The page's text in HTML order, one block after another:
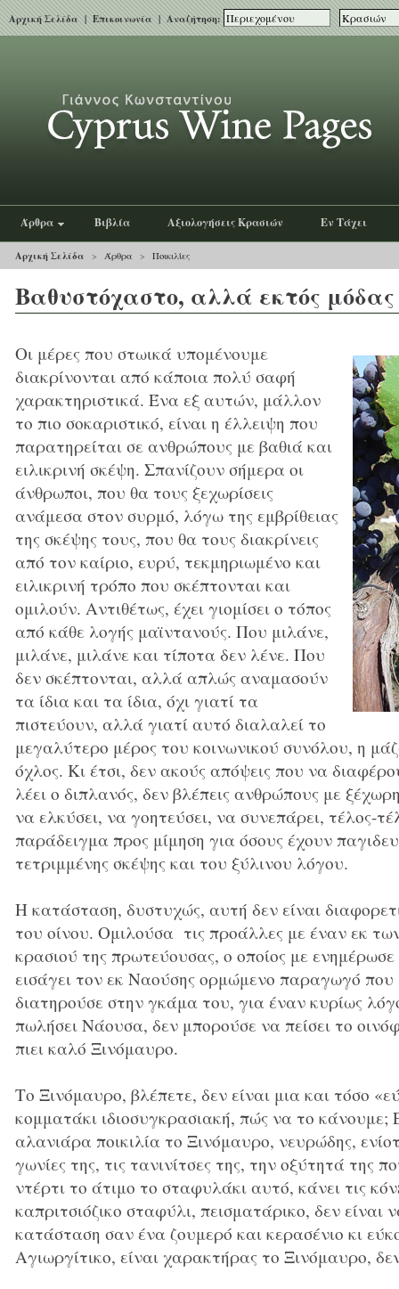
Αρχική Σελίδα|Επικοινωνία| Αναζήτηση:
Άρθρα Βιβλία Αξιολογήσεις Κρασιών Εν Τάχει
Αρχική Σελίδα > Άρθρα > Ποικιλίες
Βαθυστόχαστο, αλλά εκτός μόδας
Οι μέρες που στωικά υπομένουμε
διακρίνονται από κάποια πολύ σαφή
χαρακτηριστικά. Ένα εξ αυτών, μάλλον
το πιο σοκαριστικό, είναι η έλλειψη που
παρατηρείται σε ανθρώπους με βαθιά και
ειλικρινή σκέψη. Σπανίζουν σήμερα οι
άνθρωποι, που θα τους ξεχωρίσεις
ανάμεσα στον συρμό, λόγω της εμβρίθειας
της σκέψης τους, που θα τους διακρίνεις
από τον καίριο, ευρύ, τεκμηριωμένο και
ειλικρινή τρόπο που σκέπτονται και
ομιλούν. Αντιθέτως, έχει γιομίσει ο τόπος
από κάθε λογής μαϊντανούς. Που μιλάνε,
μιλάνε, μιλάνε και τίποτα δεν λένε. Που
δεν σκέπτονται, αλλά απλώς αναμασούν
τα ίδια και τα ίδια, όχι γιατί τα
πιστεύουν, αλλά γιατί αυτό διαλαλεί το
μεγαλύτερο μέρος του κοινωνικού συνόλου, η
όχλος. Κι έτσι, δεν ακούς απόψεις που να
λέει ο διπλανός, δεν βλέπεις ανθρώπους με
να ελκύσει, να γοητεύσει, να συνεπάρει, τέλος-
παράδειγμα προς μίμηση για όσους έχουν
τετριμμένης σκέψης και του ξύλινου λόγου.
Η κατάσταση, δυστυχώς, αυτή δεν είναι
του οίνου. Ομιλούσα τις προάλλες με έναν εκ
κρασιού της πρωτεύουσας, ο οποίος με
εισάγει τον εκ Ναούσης ορμώμενο παραγωγό που
διατηρούσε στην γκάμα του, για έναν κυρίως
πωλήσει Νάουσα, δεν μπορούσε να πείσει το
πιει καλό Ξινόμαυρο.
Το Ξινόμαυρο, βλέπετε, δεν είναι μια και τόσο
κομματάκι ιδιοσυγκρασιακή, πώς να το κάνουμε;
αλανιάρα ποικιλία το Ξινόμαυρο, νευρώδης,
γωνίες της, τις τανινίτσες της, την οξύτητά της
ντέρτι το άτιμο το σταφυλάκι αυτό, κάνει τις
καπριτσιόζικο σταφύλι, πεισματάρικο, δεν
κατάσταση σαν ένα ζουμερό και κερασένιο κι
Αγιωργίτικο, είναι χαρακτήρας το Ξινόμαυρο,